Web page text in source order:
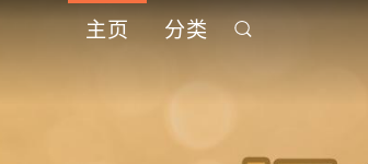
主页 分类